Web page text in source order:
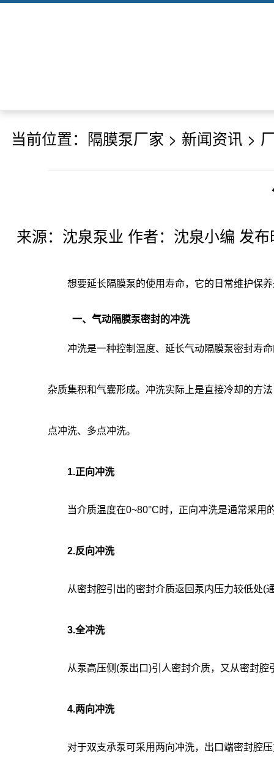
当前位置： 隔膜泵厂家 > 新闻资讯 >
来源：沈泉泵业 作者：沈泉小编 发
想要延长隔膜泵的使用寿命，它的日常维护保养
一、 气动隔膜泵密封的冲洗
冲洗是一种控制温度、延长气动隔膜泵密封寿命
杂质集积和气囊形成。冲洗实际上是直接冷却的方
点冲洗、多点冲洗。
1.正向冲洗
当介质温度在0~80°C时，正向冲洗是通常采用
2.反向冲洗
从密封腔引出的密封介质返回泵内压力较低处(通
3.全冲洗
从泵高压侧(泵出口)引人密封介质，又从密封腔
4.两向冲洗
对于双支承泵可采用两向冲洗，出口端密封腔压